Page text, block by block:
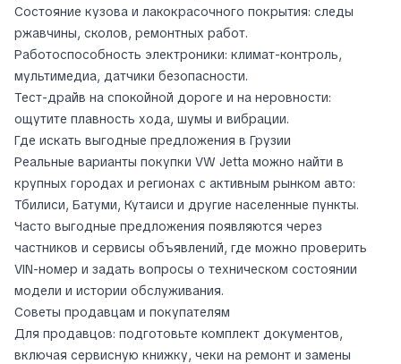
Состояние кузова и лакокрасочного покрытия: следы
ржавчины, сколов, ремонтных работ.
Работоспособность электроники: климат-контроль,
мультимедиа, датчики безопасности.
Тест-драйв на спокойной дороге и на неровности:
ощутите плавность хода, шумы и вибрации.
Где искать выгодные предложения в Грузии
Реальные варианты покупки VW Jetta можно найти в
крупных городах и регионах с активным рынком авто:
Тбилиси, Батуми, Кутаиси и другие населенные пункты.
Часто выгодные предложения появляются через
частников и сервисы объявлений, где можно проверить
VIN-номер и задать вопросы о техническом состоянии
модели и истории обслуживания.
Советы продавцам и покупателям
Для продавцов: подготовьте комплект документов,
включая сервисную книжку, чеки на ремонт и замены